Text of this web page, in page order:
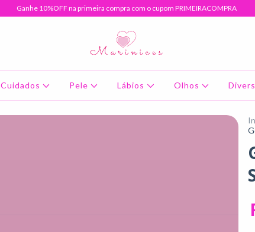
Ganhe 10%OFF na primeira compra com o cupom PRIMEIRACOMPRA
Cuidados Pele Lábios Olhos